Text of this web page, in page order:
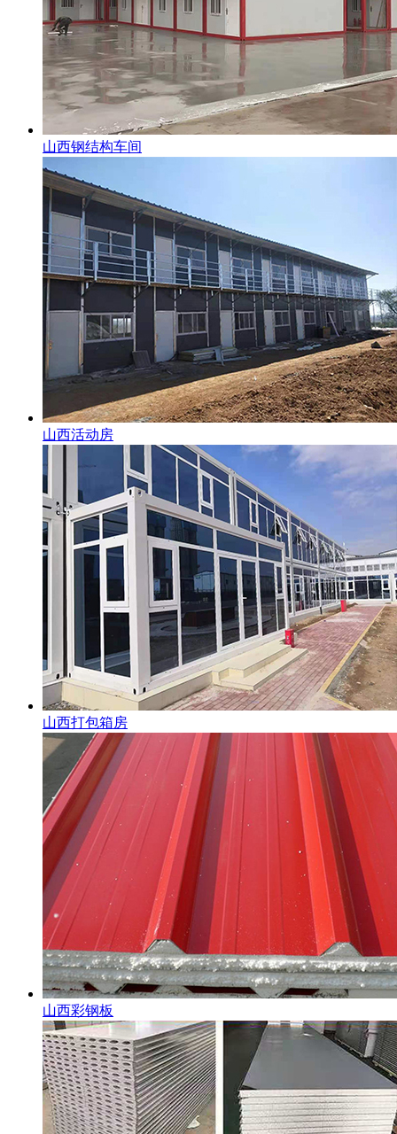
山西钢结构车间
山西活动房
山西打包箱房
山西彩钢板